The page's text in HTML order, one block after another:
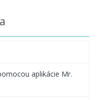
aplikácie Mr.